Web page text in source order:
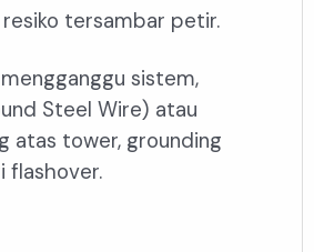
tersambar petir.
sistem,
Steel Wire) atau
atas tower, grounding
flashover.